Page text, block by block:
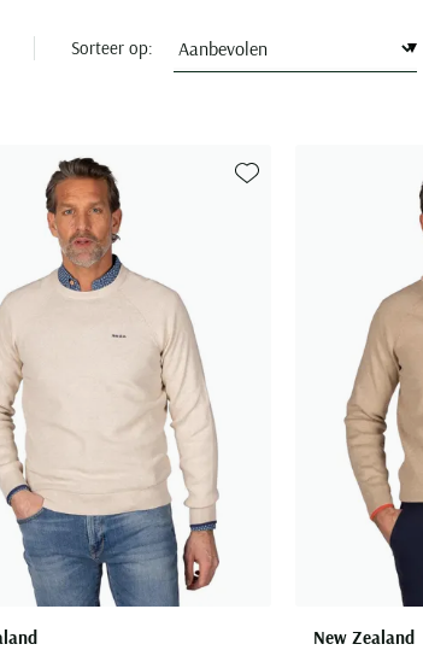
Sorteer op:
Toevoegen aan
New Zealand